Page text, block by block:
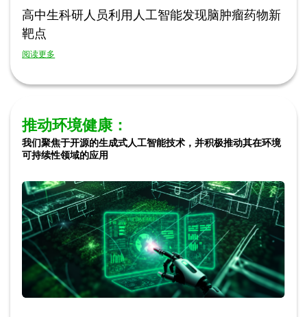
高中生科研人员利用人工智能发现脑肿瘤药物新
靶点
阅读更多
推动环境健康：
我们聚焦于开源的生成式人工智能技术，并积极推动其在环境
可持续性领域的应用